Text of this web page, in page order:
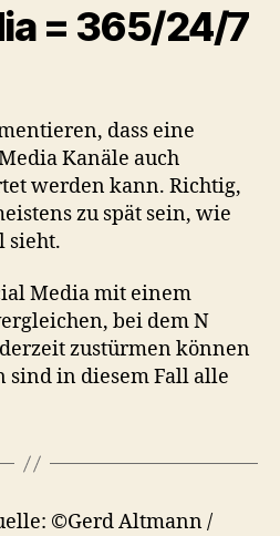
= 365/24/7
dass eine
Kanäle auch
werden kann. Richtig,
zu spät sein, wie
sieht.
Media mit einem
bei dem N
zustürmen können
sind in diesem Fall alle
©Gerd Altmann /